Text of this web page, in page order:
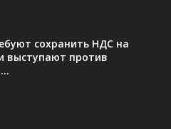
сохранить НДС на
выступают против